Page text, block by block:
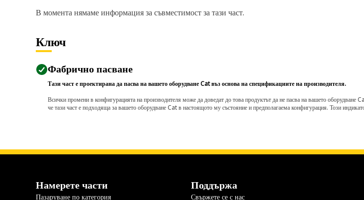
В момента нямаме информация за съвместимост за тази част.
Ключ
Фабрично пасване
Тази част е проектирана да пасва на вашето оборудване Cat въз основа на спецификациите на производителя.
Всички промени в конфигурацията на производителя може да доведат до това продуктът да не пасва на вашето оборудване
че тази част е подходяща за вашето оборудване Cat в настоящото му състояние и предполагаема конфигурация. Този
Намерете части
Пазаруване по категория
Поддържа
Свържете се с нас